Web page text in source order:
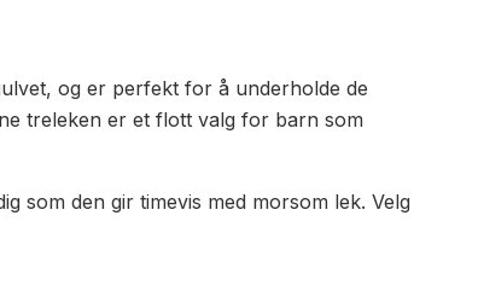
og er perfekt for å underholde de
treleken er et flott valg for barn som
som den gir timevis med morsom lek. Velg